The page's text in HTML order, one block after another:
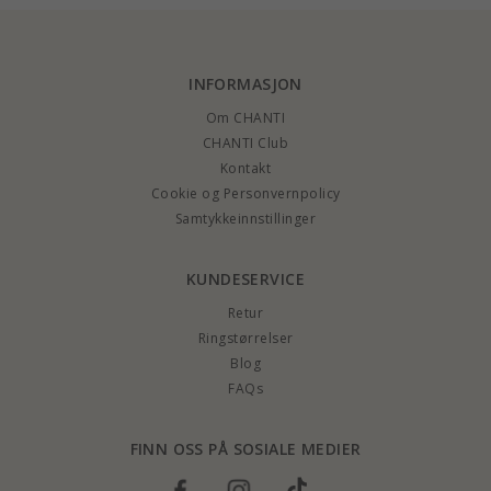
INFORMASJON
Om CHANTI
CHANTI Club
Kontakt
Cookie og Personvernpolicy
Samtykkeinnstillinger
KUNDESERVICE
Retur
Ringstørrelser
Blog
FAQs
FINN OSS PÅ SOSIALE MEDIER